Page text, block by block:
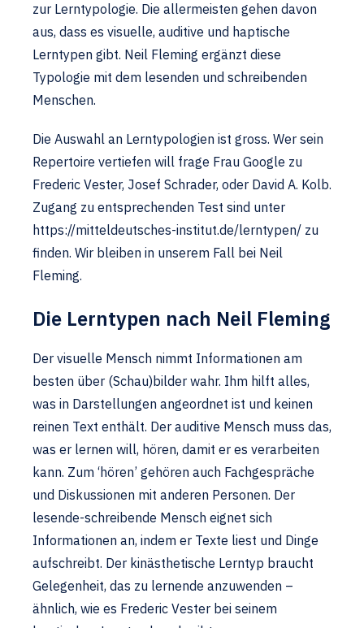
zur Lerntypologie. Die allermeisten gehen davon
aus, dass es visuelle, auditive und haptische
Lerntypen gibt. Neil Fleming ergänzt diese
Typologie mit dem lesenden und schreibenden
Menschen.
Die Auswahl an Lerntypologien ist gross. Wer sein
Repertoire vertiefen will frage Frau Google zu
Frederic Vester, Josef Schrader, oder David A. Kolb.
Zugang zu entsprechenden Test sind unter
https://mitteldeutsches-institut.de/lerntypen/ zu
finden. Wir bleiben in unserem Fall bei Neil
Fleming.
Die Lerntypen nach Neil Fleming
Der visuelle Mensch nimmt Informationen am
besten über (Schau)bilder wahr. Ihm hilft alles,
was in Darstellungen angeordnet ist und keinen
reinen Text enthält. Der auditive Mensch muss das,
was er lernen will, hören, damit er es verarbeiten
kann. Zum ‘hören’ gehören auch Fachgespräche
und Diskussionen mit anderen Personen. Der
lesende-schreibende Mensch eignet sich
Informationen an, indem er Texte liest und Dinge
aufschreibt. Der kinästhetische Lerntyp braucht
Gelegenheit, das zu lernende anzuwenden –
ähnlich, wie es Frederic Vester bei seinem